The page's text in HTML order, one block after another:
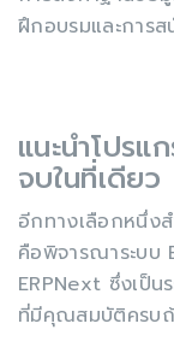
ฝึกอบรมและการ
แนะนำโปร
จบในที่เดียว
อีกทางเลือกหนึ่ง
คือพิจารณาระบบ
ERPNext ซึ่งเป็น
ที่มีคุณสมบัติครบ